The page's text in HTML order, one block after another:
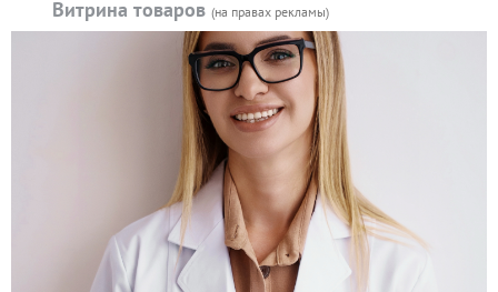
Витрина товаров (на правах рекламы)